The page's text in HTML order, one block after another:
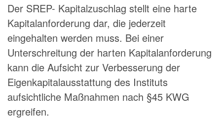
Der SREP- Kapitalzuschlag stellt eine harte
Kapitalanforderung dar, die jederzeit
eingehalten werden muss. Bei einer
Unterschreitung der harten Kapitalanforderung
kann die Aufsicht zur Verbesserung der
Eigenkapitalausstattung des Instituts
aufsichtliche Maßnahmen nach §45 KWG
ergreifen.